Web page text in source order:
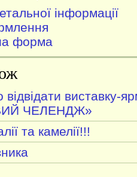
інформації
форма
виставку-
ЧЕЛЕНДЖ»
та камелії!!!